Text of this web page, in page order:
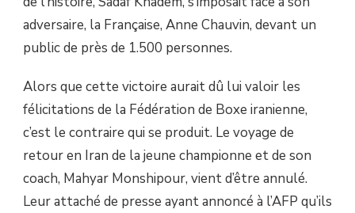
adversaire, la Française, Anne Chauvin, devant un
public de près de 1.500 personnes.
Alors que cette victoire aurait dû lui valoir les
félicitations de la Fédération de Boxe iranienne,
c’est le contraire qui se produit. Le voyage de
retour en Iran de la jeune championne et de son
coach, Mahyar Monshipour, vient d’être annulé.
Leur attaché de presse ayant annoncé à l’AFP qu’ils